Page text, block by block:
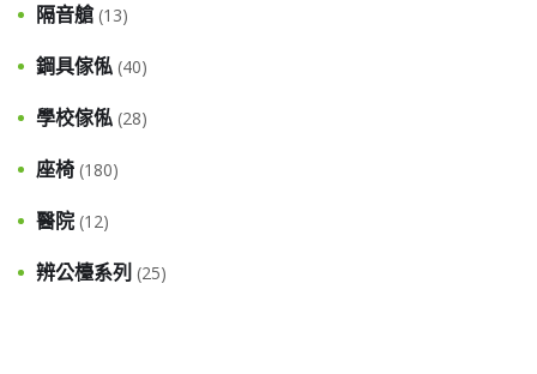
隔音艙 (13)
鋼具傢俬 (40)
學校傢俬 (28)
座椅 (180)
醫院 (12)
辨公檯系列 (25)